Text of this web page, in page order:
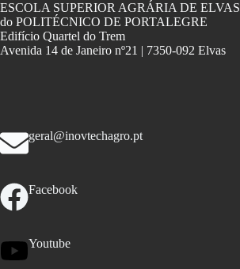
ESCOLA SUPERIOR AGRÁRIA DE ELVAS
do POLITÉCNICO DE PORTALEGRE
Edifício Quartel do Trem
Avenida 14 de Janeiro nº21 | 7350-092 Elvas
geral@inovtechagro.pt
Facebook
Youtube